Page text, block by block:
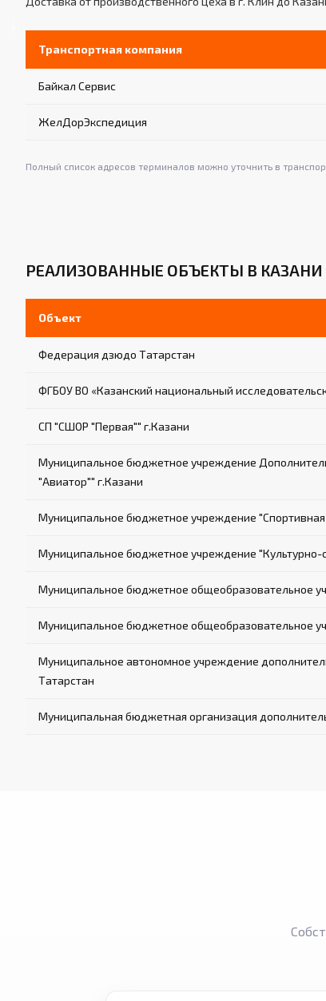
Транспортная компания
Байкал Сервис
ЖелДорЭкспедиция
Полный список адресов терминалов можно уточнить в
РЕАЛИЗОВАННЫЕ ОБЪЕКТЫ В КАЗАНИ
Объект
Федерация дзюдо Татарстан
ФГБОУ ВО «Казанский национальный
СП "СШОР "Первая"" г.Казани
Муниципальное бюджетное учреждение
"Авиатор"" г.Казани
Муниципальное бюджетное учреждение "Спортивная
Муниципальное бюджетное учреждение "Культурно-
Муниципальное бюджетное общеобразовательное
Муниципальное бюджетное общеобразовательное
Муниципальное автономное учреждение
Татарстан
Муниципальная бюджетная организация